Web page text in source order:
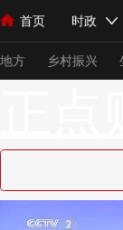
首页 时政
人民领袖习近平 联
直播 栏目
海外频道 iPanda
地方 乡村振兴